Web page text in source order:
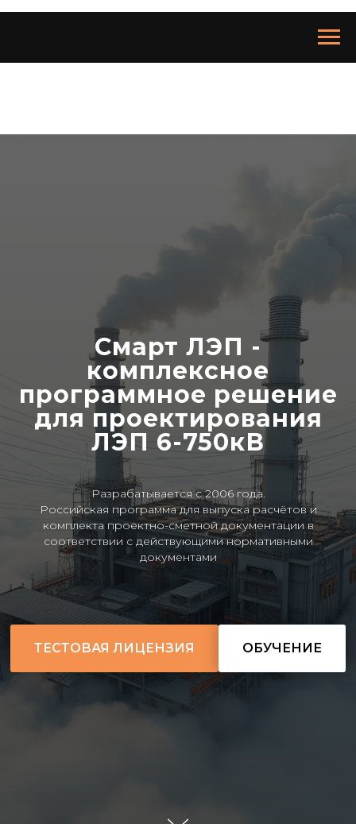
Смарт ЛЭП -
комплексное
программное решение
для проектирования
ЛЭП 6-750кВ
Разрабатывается с 2006 года.
Российская программа для выпуска расчётов и
комплекта проектно-сметной документации в
соответствии с действующими нормативными
документами
ТЕСТОВАЯ ЛИЦЕНЗИЯ ОБУЧЕНИЕ